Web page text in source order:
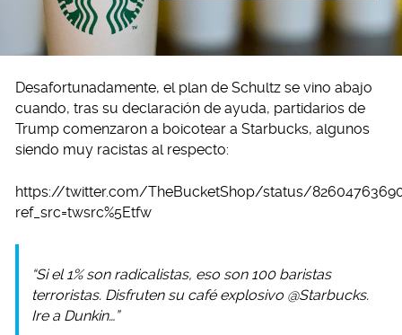
Desafortunadamente, el plan de Schultz se vino abajo
cuando, tras su declaración de ayuda, partidarios de
Trump comenzaron a boicotear a Starbucks, algunos
siendo muy racistas al respecto:
https://twitter.com/TheBucketShop/status/
ref_src=twsrc%5Etfw
“Si el 1% son radicalistas, eso son 100 baristas
terroristas. Disfruten su café explosivo @Starbucks.
Ire a Dunkin…”